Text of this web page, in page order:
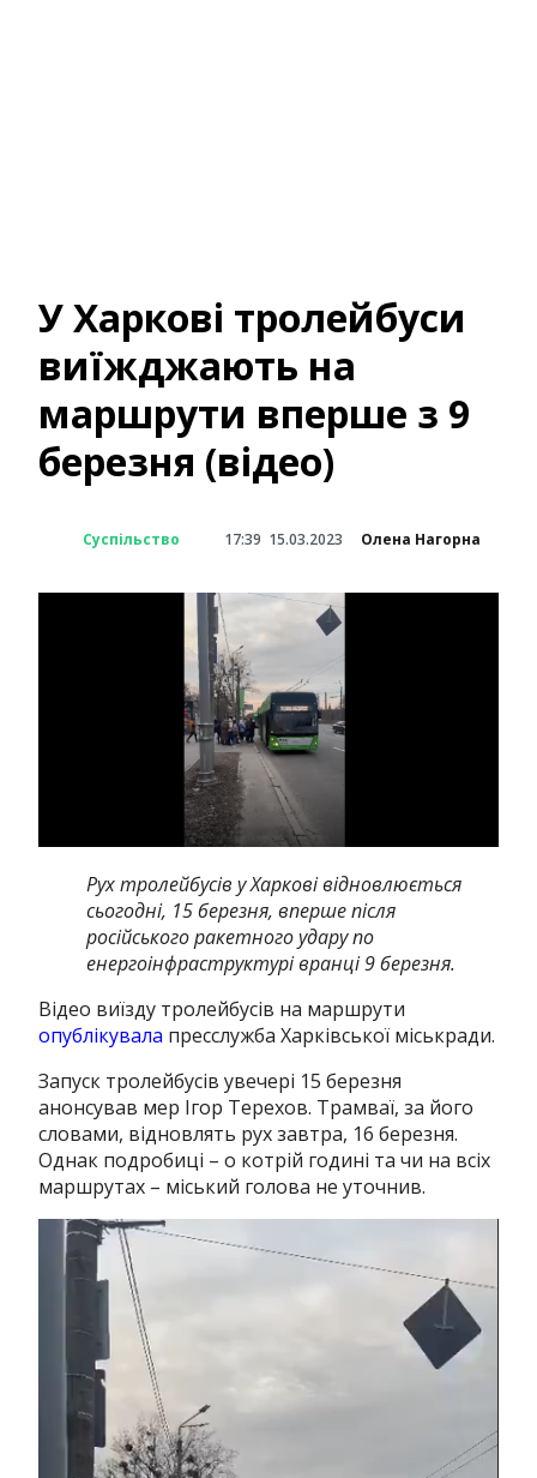
У Харкові тролейбуси
виїжджають на
маршрути вперше з 9
березня (відео)
Суспільство 17:39 15.03.2023 Олена Нагорна
Рух тролейбусів у Харкові відновлюється
сьогодні, 15 березня, вперше після
російського ракетного удару по
енергоінфраструктурі вранці 9 березня.
Відео виїзду тролейбусів на маршрути
опублікувала пресслужба Харківської міськради.
Запуск тролейбусів увечері 15 березня
анонсував мер Ігор Терехов. Трамваї, за його
словами, відновлять рух завтра, 16 березня.
Однак подробиці – о котрій годині та чи на всіх
маршрутах – міський голова не уточнив.
Відеопрогравач